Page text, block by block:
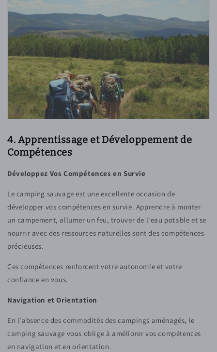
4. Apprentissage et Développement de
Compétences
Développez Vos Compétences en Survie
Le camping sauvage est une excellente occasion de
développer vos compétences en survie. Apprendre à monter
un campement, allumer un feu, trouver de l'eau potable et se
nourrir avec des ressources naturelles sont des compétences
précieuses.
Ces compétences renforcent votre autonomie et votre
confiance en vous.
Navigation et Orientation
En l'absence des commodités des campings aménagés, le
camping sauvage vous oblige à améliorer vos compétences
en navigation et en orientation.